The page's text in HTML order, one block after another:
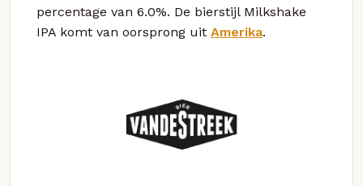
percentage van 6.0%. De bierstijl Milkshake
IPA komt van oorsprong uit Amerika.